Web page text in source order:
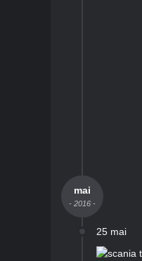
mai
- 2016 -
25 mai